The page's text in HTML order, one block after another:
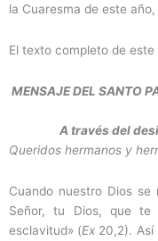
la Cuaresma de este
El texto completo de
MENSAJE DEL SANTO
A través del
Queridos hermanos y
Cuando nuestro Dios
Señor, tu Dios, que
esclavitud» (Ex 20,2). Así